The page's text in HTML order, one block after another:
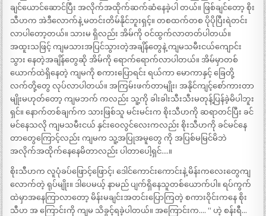
ချင်ယောင်ဆောင်ပြီး အလိုက်အထိုက်ဆက်ဆံနေခဲ့ပါ တယ်။ ဖြစ်ချင်တော့ စိုး
သီဟက အဲဒီလောက်နဲ့ မတင်းတိမ်နိုင်ဘူးရှင့်။ တစထက်တစ ပိုပိုပြီးရဲတင်း
လာပါတော့တယ်။ သားမ ရှိလည်း အိမ်ကို ဝင်ထွက်လာတတ်ပါတယ်။
အထူးသဖြင့် ကျမသားအပြင်သွားတဲ့အချိန်တွေနဲ့ ကျမသမီးငယ်ကျောင်း
သွား နေတဲ့အချိန်တွေဆို အိမ်ကို ရောက်ရောက်လာပါတယ်။ အိမ်မှာတစ်
ယောက်ထဲရှိနေတဲ့ ကျမကို စကားပြောရင်း ရယ်ကာ မောကာနှင့် ခြေတို့
လက်တို့တွေ လုပ်လာပါတယ်။ အကြမ်းဖက်တာမျိုး၊ အနိုင်ကျင့်စော်ကားတာ
မျိုးမဟုတ်တော့ ကျမဘက် ကလည်း သူ့ကို ခါးခါးသီးသီးမတုန့်ပြန်ခဲ့မိပါဘူး
ရှင်။ နောက်တစ်ချက်က သားဖြစ်သူ မင်းမင်းက စိုးသီဟကို ဆရာတင်ပြီး ခင်
မင်နေသလို ကျမသမီးငယ် နှင်းဝေလွင်လေးကလည်း စိုးသီဟကို ခင်မင်နေ
တာတွေကြောင့်လည်း ကျမက သူ့အပြုအမူတွေ ကို အပြစ်မမြင်မိဘဲ
အလိုက်အထိုက်နေနေမိတာလည်း ပါတာပေါ့ရှင်….။
စိုးသီဟက လူပုံခပ်ဖြောင့်ဖြောင့်၊ ဒေါင်ကောင်းကောင်းနဲ့ မိန်းကလေးတွေကျ
လောက်တဲ့ ရုပ်မျိုး။ ဒါပေမယ့် နာမည် ပျက်ရှိနေသူတစ်ယောက်ပါ။ ရပ်ကွက်
ထဲမှာအနေကြာလာတော့ မိန်းမချင်းအတင်းပြောကြတဲ့ စကားဝိုင်းကနေ စိုး
သီဟ အ ကြောင်းကို ကျမ သိခွင့်ရခဲ့ပါတယ်။ အကြောင်းက…. “ ဟဲ့ စန်းရီ…